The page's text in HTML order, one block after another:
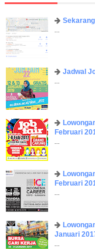
...
Jadwal
...
Februari
...
Februari
...
Januari
...